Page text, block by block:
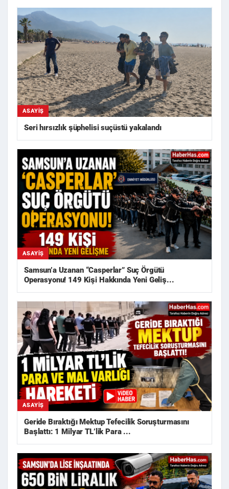
ASAYIŞ
Seri hırsızlık şüphelisi suçüstü yakalandı
ASAYIŞ
Samsun’a Uzanan “Casperlar” Suç Örgütü
Operasyonu! 149 Kişi Hakkında Yeni Geliş...
ASAYIŞ
Geride Bıraktığı Mektup Tefecilik Soruşturmasını
Başlattı: 1 Milyar TL’lik Para ...